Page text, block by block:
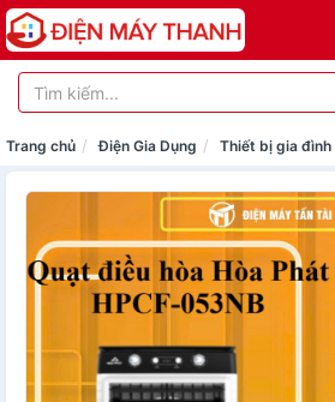
Trang chủ Điện Gia Dụng Thiết bị gia đình